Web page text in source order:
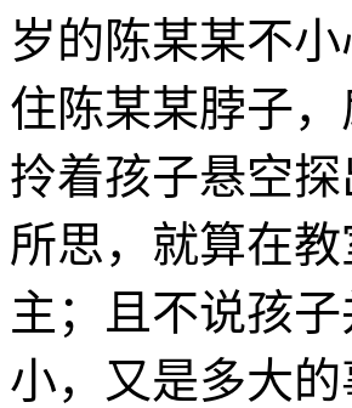
岁的陈某某不
住陈某某脖子
拎着孩子悬空
所思，就算在
主；且不说孩
小，又是多大